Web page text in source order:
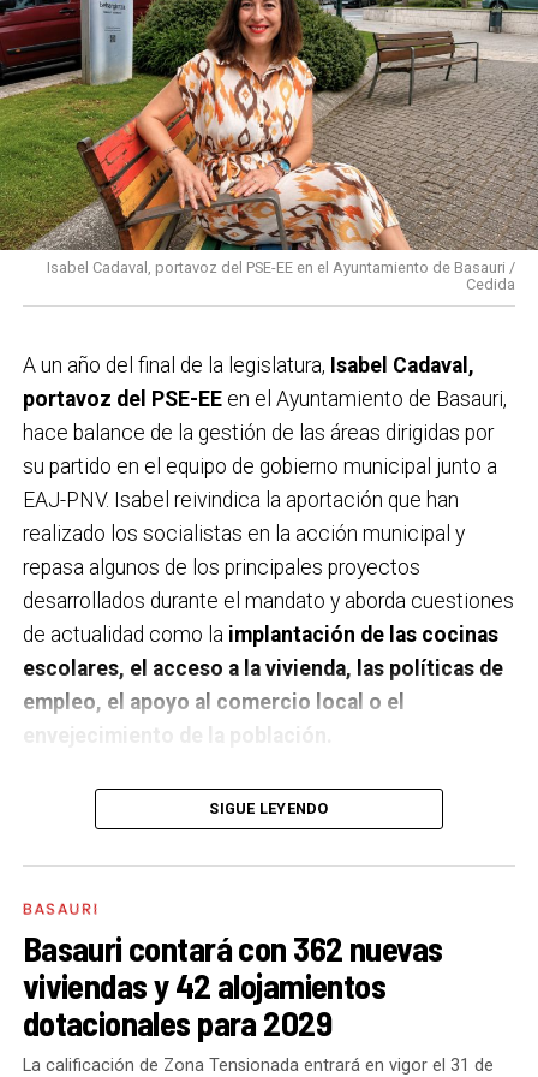
Isabel Cadaval, portavoz del PSE-EE en el Ayuntamiento de Basauri /
Cedida
A un año del final de la legislatura, Isabel Cadaval,
portavoz del PSE-EEen el Ayuntamiento de Basauri,
hace balance de la gestión de las áreas dirigidas por
su partido en el equipo de gobierno municipal junto a
EAJ-PNV. Isabel reivindica la aportación que han
realizado los socialistas en la acción municipal y
repasa algunos de los principales proyectos
desarrollados durante el mandato y aborda cuestiones
de actualidad como la implantación de las cocinas
escolares, el acceso a la vivienda, las políticas de
empleo, el apoyo al comercio local o el
envejecimiento de la población.
A un año de acabar la legislatura, ¿qué balance
haces de la gestión del PSE en tus áreas dentro
del equipo de gobierno y qué proyectos
los gobiernos sirve para transformar y mejorar la vida
de las personas y, por eso, tan importante como la
gestión en las áreas de nuestra responsabilidad es la
impronta que marcamos en cuáles son las prioridades
SIGUE LEYENDO
BASAURI
Basauri contará con 362 nuevas
viviendas y 42 alojamientos
dotacionales para 2029
La calificación de Zona Tensionada entrará en vigor el 31 de